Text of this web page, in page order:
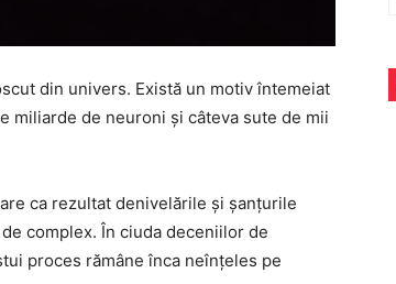
din univers. Există un motiv întemeiat
miliarde de neuroni și câteva sute de mii
ca rezultat denivelările și șanțurile
complex. În ciuda deceniilor de
proces rămâne înca neînțeles pe